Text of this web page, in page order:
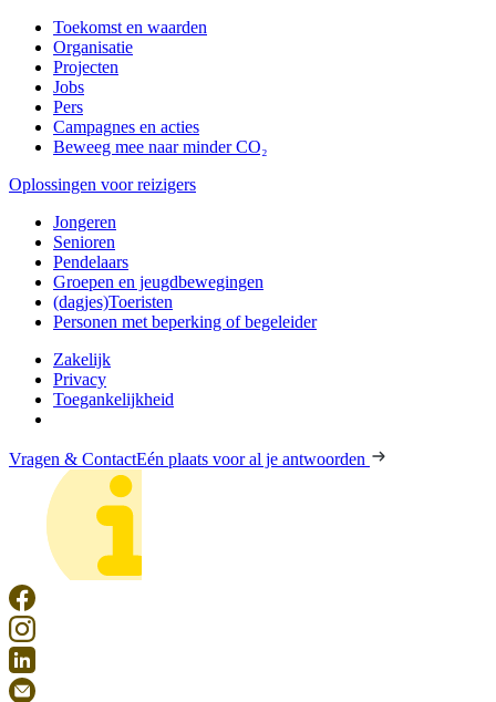
Toekomst en waarden
Organisatie
Projecten
Jobs
Pers
Campagnes en acties
Beweeg mee naar minder CO₂
Oplossingen voor reizigers
Jongeren
Senioren
Pendelaars
Groepen en jeugdbewegingen
(dagjes)Toeristen
Personen met beperking of begeleider
Zakelijk
Privacy
Toegankelijkheid
Vragen & ContactEén plaats voor al je antwoorden